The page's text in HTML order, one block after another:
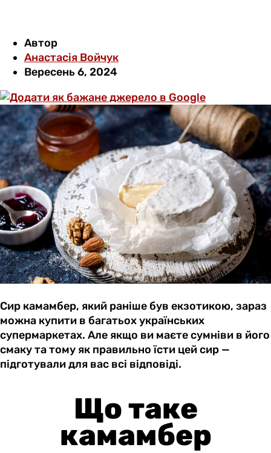
Автор
Анастасія Войчук
Вересень 6, 2024
Сир камамбер, який раніше був екзотикою, зараз
можна купити в багатьох українських
супермаркетах. Але якщо ви маєте сумніви в його
смаку та тому як правильно їсти цей сир —
підготували для вас всі відповіді.
Що таке
камамбер